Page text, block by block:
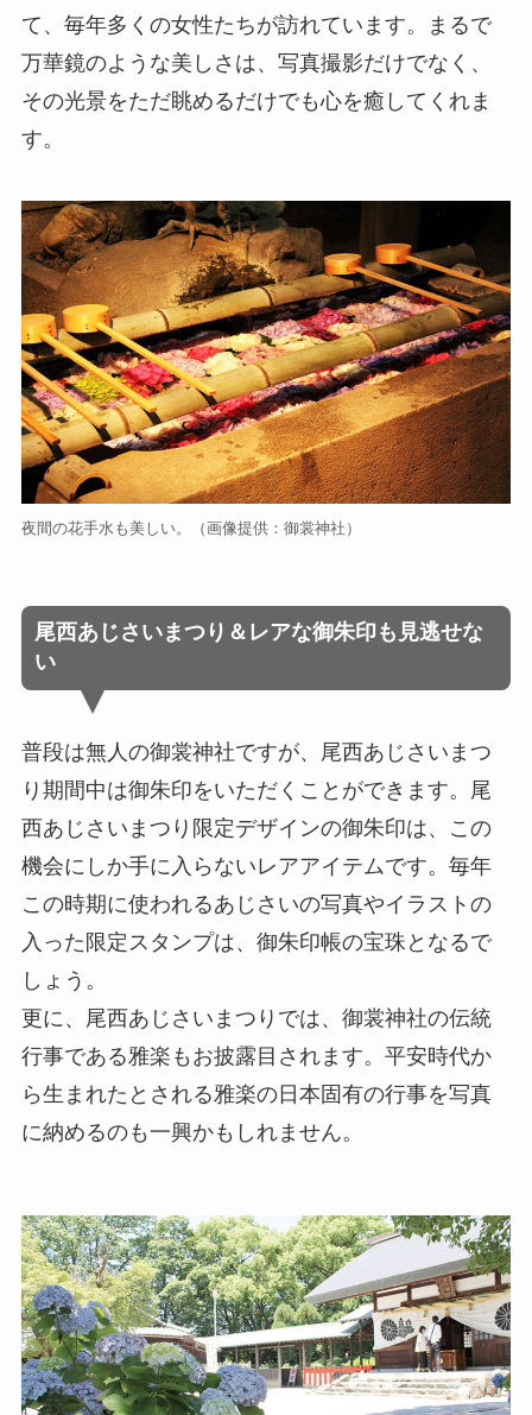
て、毎年多くの女性たちが訪れています。まるで
万華鏡のような美しさは、写真撮影だけでなく、
その光景をただ眺めるだけでも心を癒してくれま
す。
夜間の花手水も美しい。（画像提供：御裳神社）
尾西あじさいまつり＆レアな御朱印も見逃せな
い
普段は無人の御裳神社ですが、尾西あじさいまつ
り期間中は御朱印をいただくことができます。尾
西あじさいまつり限定デザインの御朱印は、この
機会にしか手に入らないレアアイテムです。毎年
この時期に使われるあじさいの写真やイラストの
入った限定スタンプは、御朱印帳の宝珠となるで
しょう。
更に、尾西あじさいまつりでは、御裳神社の伝統
行事である雅楽もお披露目されます。平安時代か
ら生まれたとされる雅楽の日本固有の行事を写真
に納めるのも一興かもしれません。